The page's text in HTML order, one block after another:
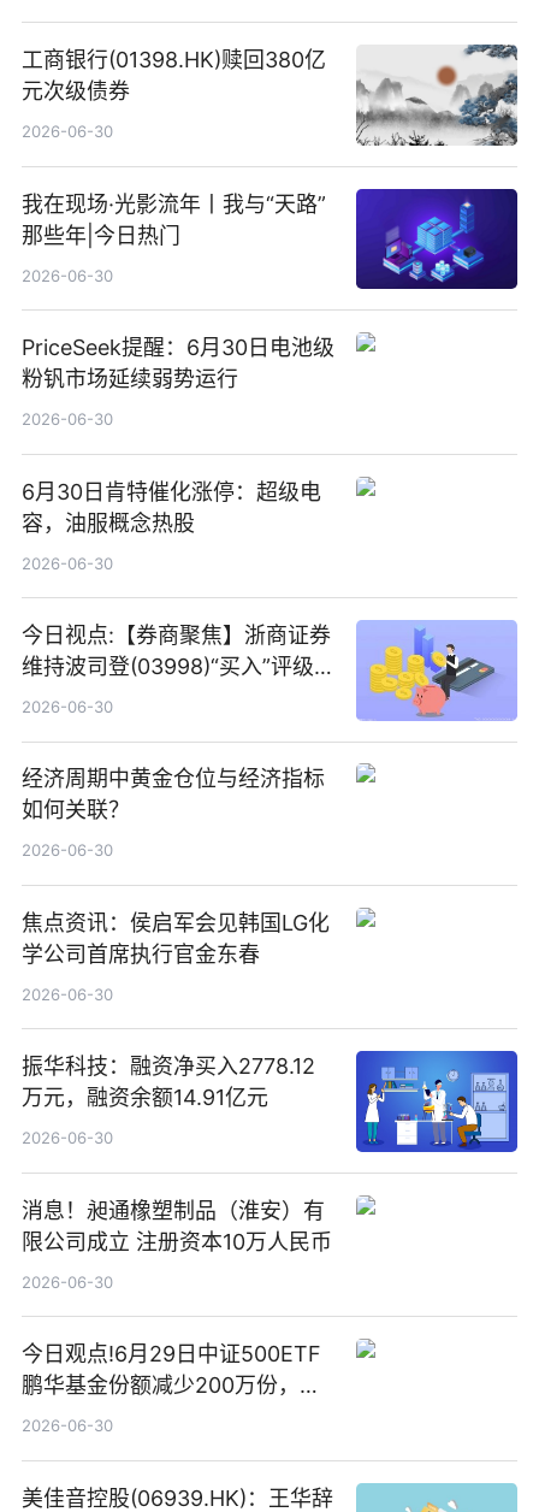
工商银行(01398.HK)赎回380亿
元次级债券
2026-06-30
我在现场·光影流年丨我与“天路”
那些年|今日热门
2026-06-30
PriceSeek提醒：6月30日电池级
粉钒市场延续弱势运行
2026-06-30
6月30日肯特催化涨停：超级电
容，油服概念热股
2026-06-30
今日视点:【券商聚焦】浙商证券
维持波司登(03998)“买入”评级
指其业绩高质量稳增长
2026-06-30
经济周期中黄金仓位与经济指标
如何关联？
2026-06-30
焦点资讯：侯启军会见韩国LG化
学公司首席执行官金东春
2026-06-30
振华科技：融资净买入2778.12
万元，融资余额14.91亿元
2026-06-30
消息！昶通橡塑制品（淮安）有
限公司成立 注册资本10万人民币
2026-06-30
今日观点!6月29日中证500ETF
鹏华基金份额减少200万份，重
仓股亨通光电、赤峰黄金、佰维
2026-06-30
美佳音控股(06939.HK)：王华辞